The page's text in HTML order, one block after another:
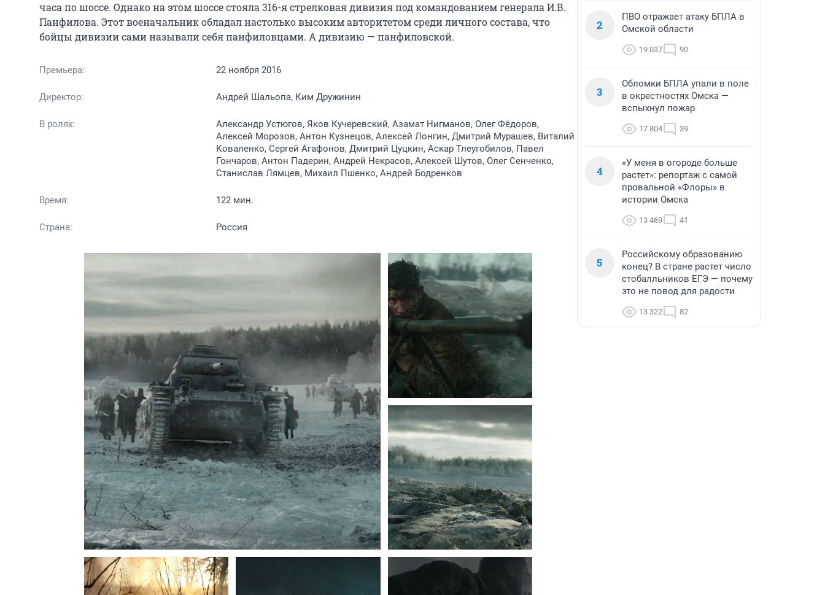
часа по шоссе. Однако на этом шоссе стояла 316-я стрелковая дивизия под командованием генерала И.В.
Панфилова. Этот военачальник обладал настолько высоким авторитетом среди личного состава, что
бойцы дивизии сами называли себя панфиловцами. А дивизию — панфиловской.
Премьера: 22 ноября 2016
Директор: Андрей Шальопа, Ким Дружинин
В ролях:
Александр Устюгов, Яков Кучеревский, Азамат Нигманов, Олег Фёдоров,
Алексей Морозов, Антон Кузнецов, Алексей Лонгин, Дмитрий Мурашев, Виталий
Коваленко, Сергей Агафонов, Дмитрий Цуцкин, Аскар Тлеугобилов, Павел
Гончаров, Антон Падерин, Андрей Некрасов, Алексей Шутов, Олег Сенченко,
Станислав Лямцев, Михаил Пшенко, Андрей Бодренков
Время: 122 мин.
Страна: Россия
2
ПВО отражает атаку БПЛА в
Омской области
19 037 90
3
Обломки БПЛА упали в поле
в окрестностях Омска —
вспыхнул пожар
17 804 39
4
«У меня в огороде больше
растет»: репортаж с самой
провальной «Флоры» в
истории Омска
13 469 41
5
Российскому образованию
конец? В стране растет число
стобалльников ЕГЭ — почему
это не повод для радости
13 322 82